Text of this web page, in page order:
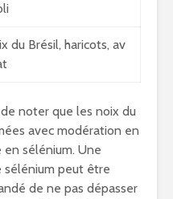
du Brésil, haricots, av
noter que les noix du
avec modération en
sélénium. Une
sélénium peut être
de ne pas dépasser